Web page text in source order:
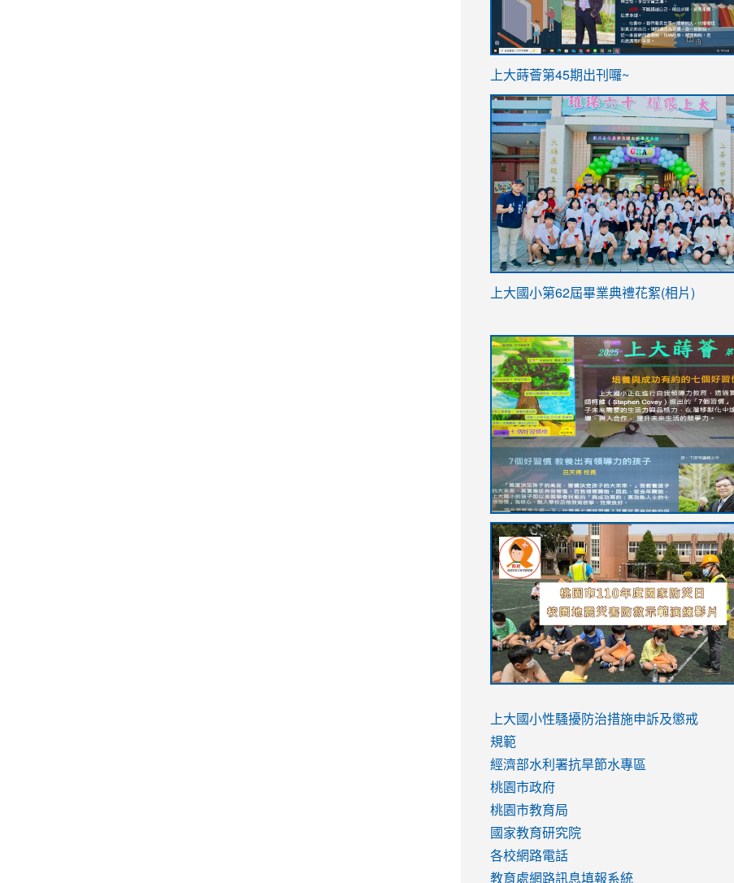
ink
https://sites.google.com/stes.tyc.edu.tw/
link
https://sites.google.com/stes.tyc.edu.tw/
上大蒔薈第45期出刊囉~
link
YfDQppRvyMk686kIw6SBbssEIZ6WnT/
usp=sharing
上大國小第62屆畢業典禮花絮(相片)
to
https://drive.google.com/file/d/1I-
YfDQppRvyMk686kIw6SBbssEIZ6WnT/
usp=sharing
to
https://sites.google.com/stes.tyc.edu.tw/
link
to
https://sites.google.com/stes.tyc.edu.tw/
link
to
https://drive.google.com/file/d/
usp=sharing
link
to
https://youtu.be/jJOMVWY3-
8M
link
to
https://drive.google.com/file/d/
usp=sharing
to
https://www.youtube.com/watch?
v=hC_gdZndU9s
to
https://www.youtube.com/watch?
v=hC_gdZndU9s
link
to
https://www.youtube.com/watch?
v=mfpNykQ0g4M
上大國小性騷擾防治措施申訴及懲戒
規範
經濟部水利署抗旱節水專區
桃園市政府
桃園市教育局
國家教育研究院
各校網路電話
教育處網路訊息填報系統